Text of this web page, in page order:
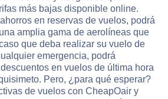
más bajas disponible online.
en reservas de vuelos, podrá
amplia gama de aerolíneas que
que deba realizar su vuelo de
emergencia, podrá
en vuelos de última hora
Pero, ¿para qué esperar?
de vuelos con CheapOair y